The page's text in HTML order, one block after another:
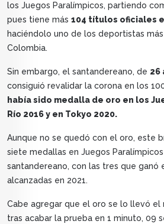
los Juegos Paralímpicos, partiendo
pues tiene más 104 títulos oficiales
haciéndolo uno de los deportistas
Colombia.
Sin embargo, el santandereano, de 26
consiguió revalidar la corona en los
había sido medalla de oro en los
Río 2016 y en Tokyo 2020.
Aunque no se quedó con el oro, este
siete medallas en Juegos
santandereano, con las tres que ganó
alcanzadas en 2021.
Cabe agregar que el oro se lo llevó el
tras acabar la prueba en 1 minuto, 09